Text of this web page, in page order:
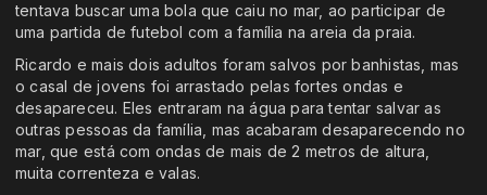
tentava buscar uma bola que caiu no mar, ao participar de
uma partida de futebol com a família na areia da praia.
Ricardo e mais dois adultos foram salvos por banhistas, mas
o casal de jovens foi arrastado pelas fortes ondas e
desapareceu. Eles entraram na água para tentar salvar as
outras pessoas da família, mas acabaram desaparecendo no
mar, que está com ondas de mais de 2 metros de altura,
muita correnteza e valas.